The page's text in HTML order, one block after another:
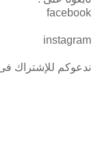
facebook
instagram
ندعوكم للإشتراك